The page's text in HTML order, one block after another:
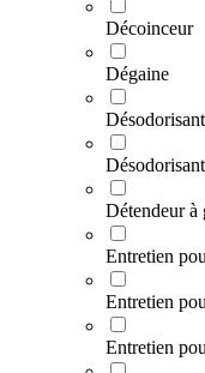
Décoinceur
Dégaine
Détendeur à
Entretien
Entretien
Entretien